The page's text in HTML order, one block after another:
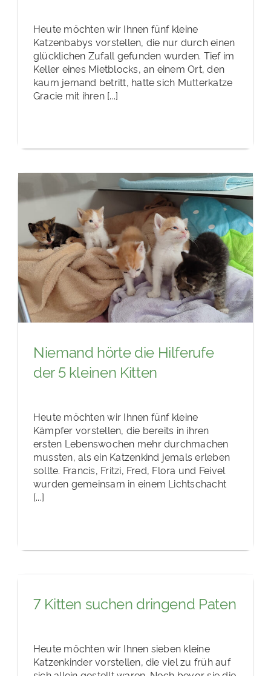
Heute möchten wir Ihnen fünf kleine
Katzenbabys vorstellen, die nur durch einen
glücklichen Zufall gefunden wurden. Tief im
Keller eines Mietblocks, an einem Ort, den
kaum jemand betritt, hatte sich Mutterkatze
Gracie mit ihren [...]
Niemand hörte die Hilferufe
der 5 kleinen Kitten
Heute möchten wir Ihnen fünf kleine
Kämpfer vorstellen, die bereits in ihren
ersten Lebenswochen mehr durchmachen
mussten, als ein Katzenkind jemals erleben
sollte. Francis, Fritzi, Fred, Flora und Feivel
wurden gemeinsam in einem Lichtschacht
[...]
7 Kitten suchen dringend Paten
Heute möchten wir Ihnen sieben kleine
Katzenkinder vorstellen, die viel zu früh auf